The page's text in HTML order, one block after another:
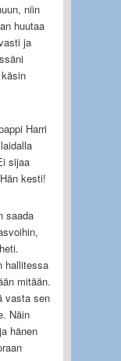
niin
huutaa
ja
Harri
sijaa
kesti!
saada
hallitessa
mitään.
vasta sen
Näin
hänen